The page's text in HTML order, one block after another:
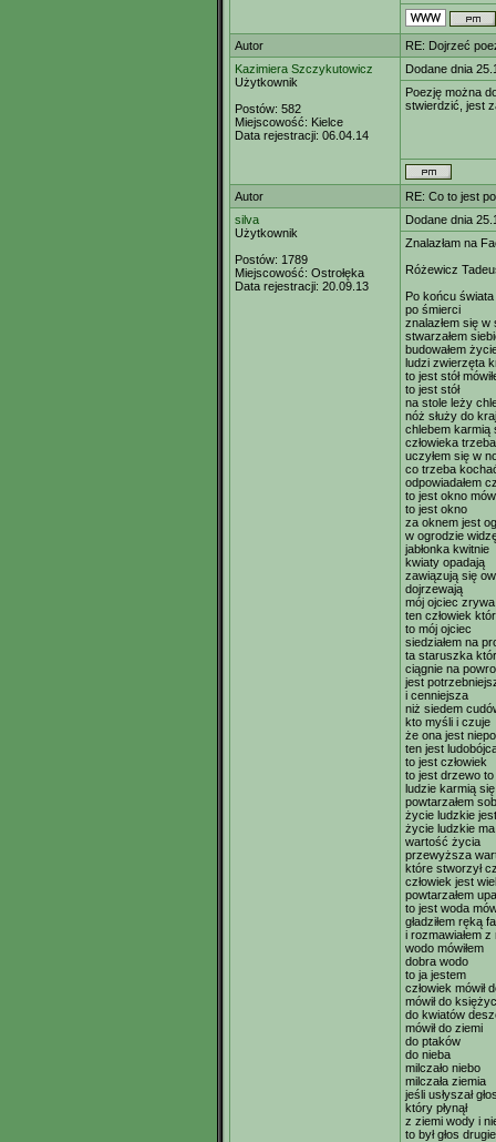
Autor
RE: Dojrzeć
Kazimiera Szczykutowicz
Użytkownik
Postów: 582
Miejscowość: Kielce
Data rejestracji: 06.04.14
Dodane dnia
Poezję można
stwierdzić, jest
Autor
RE: Co to jest
silva
Użytkownik
Postów: 1789
Miejscowość: Ostrołęka
Data rejestracji: 20.09.13
Dodane dnia
Znalazłam na
Różewicz
Po końcu świata
po śmierci
znalazłem się
stwarzałem
budowałem
ludzi zwierzęta
to jest stół
to jest stół
na stole leży
nóż służy do
chlebem karmią
człowieka
uczyłem się w
co trzeba
odpowiadałem
to jest okno
to jest okno
za oknem jest
w ogrodzie
jabłonka kwitnie
kwiaty opadają
zawiązują się
dojrzewają
mój ojciec zrywa
ten człowiek
to mój ojciec
siedziałem na
ta staruszka
ciągnie na
jest
i cenniejsza
niż siedem
kto myśli i czuje
że ona jest
ten jest
to jest człowiek
to jest drzewo
ludzie karmią
powtarzałem
życie ludzkie
życie ludzkie
wartość życia
przewyższa
które stworzył
człowiek jest
powtarzałem
to jest woda
gładziłem ręką
i rozmawiałem
wodo mówiłem
dobra wodo
to ja jestem
człowiek mówił
mówił do
do kwiatów
mówił do ziemi
do ptaków
do nieba
milczało niebo
milczała ziemia
jeśli usłyszał
który płynął
z ziemi wody i
to był głos